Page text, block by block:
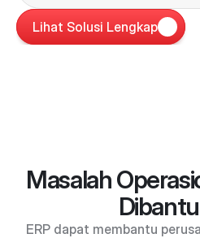
Lihat Solusi Lengkap
Masalah
ERP dapat membantu